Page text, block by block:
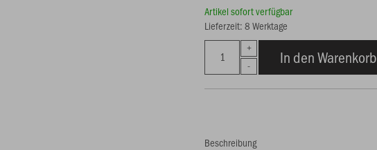
Artikel sofort verfügbar
Lieferzeit: 8 Werktage
In den Warenkorb
Beschreibung